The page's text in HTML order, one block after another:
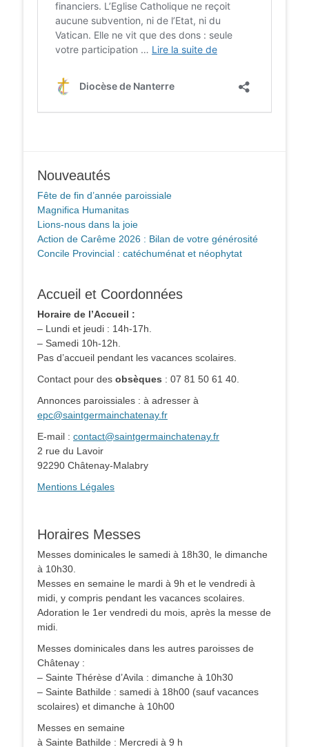
Nouveautés
Fête de fin d’année paroissiale
Magnifica Humanitas
Lions-nous dans la joie
Action de Carême 2026 : Bilan de votre générosité
Concile Provincial : catéchuménat et néophytat
Accueil et Coordonnées
Horaire de l’Accueil :
– Lundi et jeudi : 14h-17h.
– Samedi 10h-12h.
Pas d’accueil pendant les vacances scolaires.
Contact pour des obsèques : 07 81 50 61 40.
Annonces paroissiales : à adresser à
epc@saintgermainchatenay.fr
E-mail : contact@saintgermainchatenay.fr
2 rue du Lavoir
92290 Châtenay-Malabry
Mentions Légales
Horaires Messes
Messes dominicales le samedi à 18h30, le dimanche
à 10h30.
Messes en semaine le mardi à 9h et le vendredi à
midi, y compris pendant les vacances scolaires.
Adoration le 1er vendredi du mois, après la messe de
midi.
Messes dominicales dans les autres paroisses de
Châtenay :
– Sainte Thérèse d’Avila : dimanche à 10h30
– Sainte Bathilde : samedi à 18h00 (sauf vacances
scolaires) et dimanche à 10h00
Messes en semaine
à Sainte Bathilde : Mercredi à 9 h